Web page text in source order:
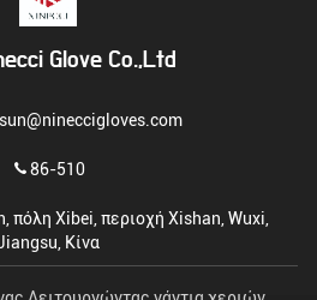
Glove Co.,Ltd
86-510
πόλη Xibei, περιοχή Xishan, Wuxi,
Κίνα